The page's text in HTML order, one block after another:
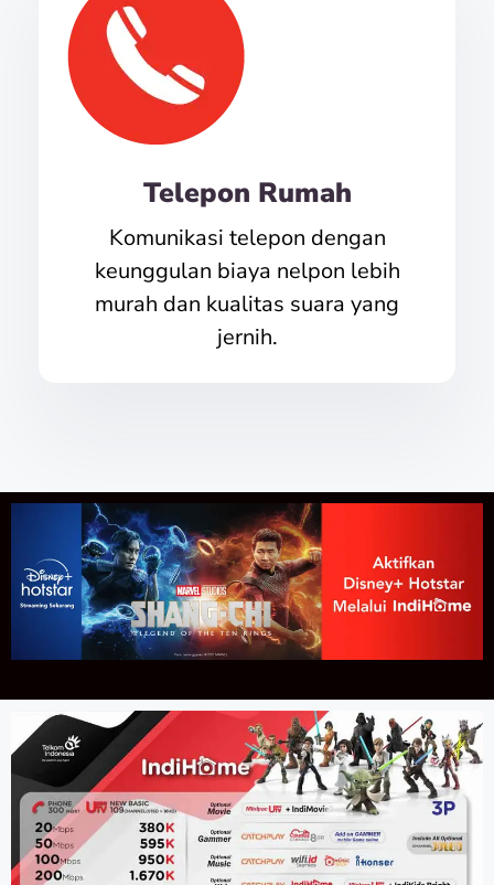
Telepon Rumah
Komunikasi telepon dengan
keunggulan biaya nelpon lebih
murah dan kualitas suara yang
jernih.